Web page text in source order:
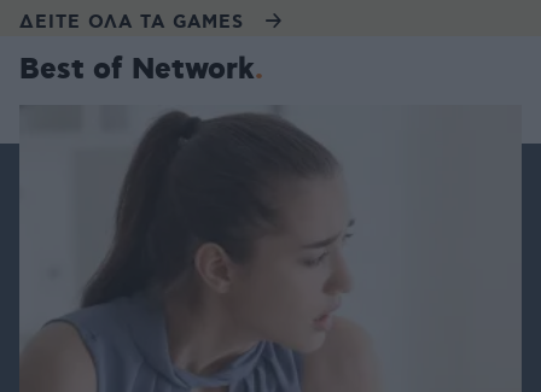
ΔΕΙΤΕ ΟΛΑ ΤΑ GAMES
Best of Network